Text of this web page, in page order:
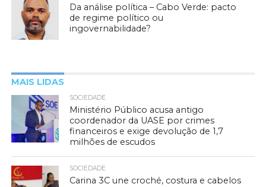
Da análise política – Cabo Verde: pacto
de regime político ou
ingovernabilidade?
MAIS LIDAS
SOCIEDADE
Ministério Público acusa antigo
coordenador da UASE por crimes
financeiros e exige devolução de 1,7
milhões de escudos
SOCIEDADE
Carina 3C une croché, costura e cabelos